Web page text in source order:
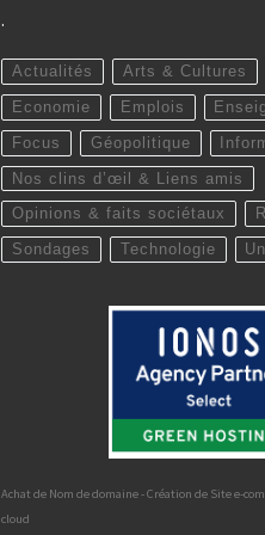
.
Actualités Arts & Cultures
Economie Emplois
Focus Géopolitique
Nos clins d’œil & Liens amis
Opinions & faits sociétaux
Sondages Technologie
Achat de Nom de domaine - Création de Site e-
cloud